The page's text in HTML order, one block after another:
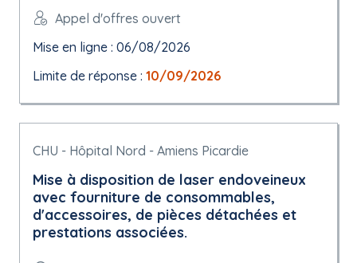
Appel d'offres ouvert
Mise en ligne : 06/08/2026
Limite de réponse : 10/09/2026
CHU - Hôpital Nord - Amiens Picardie
Mise à disposition de laser endoveineux
avec fourniture de consommables,
d'accessoires, de pièces détachées et
prestations associées.